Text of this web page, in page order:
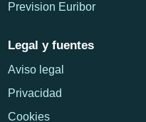
Prevision Euribor
Legal y fuentes
Aviso legal
Privacidad
Cookies